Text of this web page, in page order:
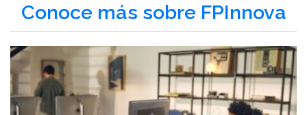
Conoce más sobre FPInnova